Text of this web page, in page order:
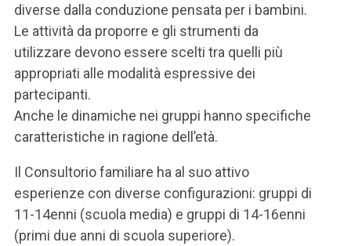
diverse dalla conduzione pensata per i bambini.
Le attività da proporre e gli strumenti da
utilizzare devono essere scelti tra quelli più
appropriati alle modalità espressive dei
partecipanti.
Anche le dinamiche nei gruppi hanno specifiche
caratteristiche in ragione dell’età.
Il Consultorio familiare ha al suo attivo
esperienze con diverse configurazioni: gruppi di
11-14enni (scuola media) e gruppi di 14-16enni
(primi due anni di scuola superiore).